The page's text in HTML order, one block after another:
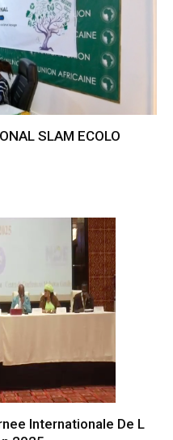
SLAM ECOLO
Internationale De L